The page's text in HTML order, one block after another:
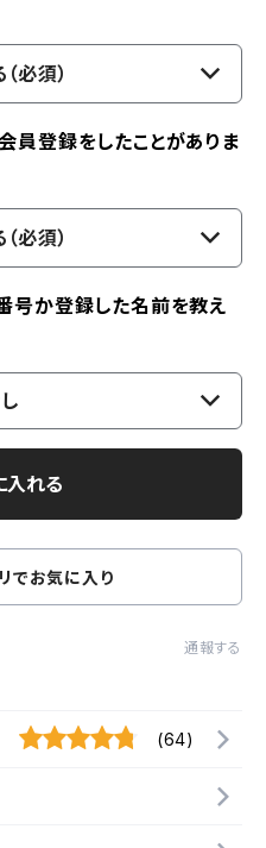
必須）
員登録をしたことがありま
必須）
号か登録した名前を教え
入れる
でお気に入り
通報する
(64)